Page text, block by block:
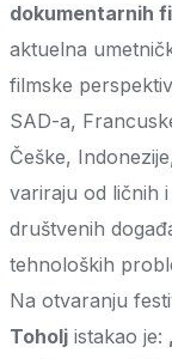
dokumentarnih
aktuelna
filmske
SAD-a,
Češke,
variraju od ličnih
društvenih
tehnoloških
Na otvaranju
Toholj istakao je: